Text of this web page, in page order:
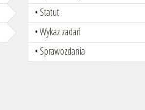
Statut
Wykaz zadań
Sprawozdania